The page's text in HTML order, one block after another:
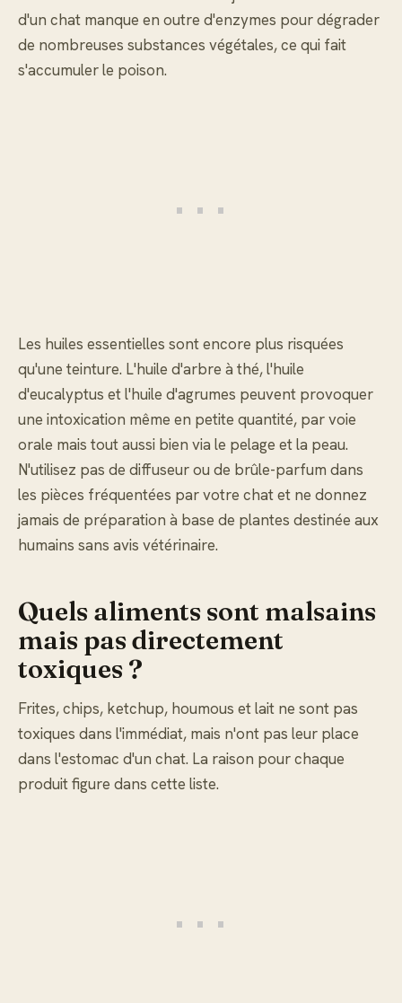
d'un chat manque en outre d'enzymes pour dégrader
de nombreuses substances végétales, ce qui fait
s'accumuler le poison.
Les huiles essentielles sont encore plus risquées
qu'une teinture. L'huile d'arbre à thé, l'huile
d'eucalyptus et l'huile d'agrumes peuvent provoquer
une intoxication même en petite quantité, par voie
orale mais tout aussi bien via le pelage et la peau.
N'utilisez pas de diffuseur ou de brûle-parfum dans
les pièces fréquentées par votre chat et ne donnez
jamais de préparation à base de plantes destinée aux
humains sans avis vétérinaire.
Quels aliments sont malsains
mais pas directement
toxiques ?
Frites, chips, ketchup, houmous et lait ne sont pas
toxiques dans l'immédiat, mais n'ont pas leur place
dans l'estomac d'un chat. La raison pour chaque
produit figure dans cette liste.